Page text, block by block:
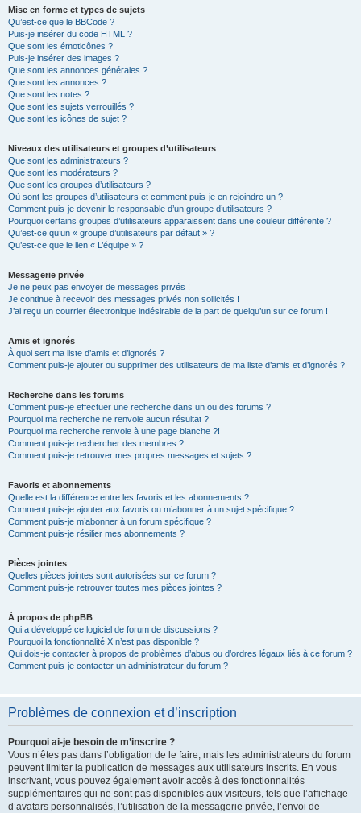
Mise en forme et types de sujets
Qu’est-ce que le BBCode ?
Puis-je insérer du code HTML ?
Que sont les émoticônes ?
Puis-je insérer des images ?
Que sont les annonces générales ?
Que sont les annonces ?
Que sont les notes ?
Que sont les sujets verrouillés ?
Que sont les icônes de sujet ?
Niveaux des utilisateurs et groupes d’utilisateurs
Que sont les administrateurs ?
Que sont les modérateurs ?
Que sont les groupes d’utilisateurs ?
Où sont les groupes d’utilisateurs et comment puis-je en rejoindre un ?
Comment puis-je devenir le responsable d’un groupe d’utilisateurs ?
Pourquoi certains groupes d’utilisateurs apparaissent dans une couleur différente ?
Qu’est-ce qu’un « groupe d’utilisateurs par défaut » ?
Qu’est-ce que le lien « L’équipe » ?
Messagerie privée
Je ne peux pas envoyer de messages privés !
Je continue à recevoir des messages privés non sollicités !
J’ai reçu un courrier électronique indésirable de la part de quelqu’un sur ce forum !
Amis et ignorés
À quoi sert ma liste d’amis et d’ignorés ?
Comment puis-je ajouter ou supprimer des utilisateurs de ma liste d’amis et d’ignorés ?
Recherche dans les forums
Comment puis-je effectuer une recherche dans un ou des forums ?
Pourquoi ma recherche ne renvoie aucun résultat ?
Pourquoi ma recherche renvoie à une page blanche ?!
Comment puis-je rechercher des membres ?
Comment puis-je retrouver mes propres messages et sujets ?
Favoris et abonnements
Quelle est la différence entre les favoris et les abonnements ?
Comment puis-je ajouter aux favoris ou m’abonner à un sujet spécifique ?
Comment puis-je m’abonner à un forum spécifique ?
Comment puis-je résilier mes abonnements ?
Pièces jointes
Quelles pièces jointes sont autorisées sur ce forum ?
Comment puis-je retrouver toutes mes pièces jointes ?
À propos de phpBB
Qui a développé ce logiciel de forum de discussions ?
Pourquoi la fonctionnalité X n’est pas disponible ?
Qui dois-je contacter à propos de problèmes d’abus ou d’ordres légaux liés à ce forum ?
Comment puis-je contacter un administrateur du forum ?
Problèmes de connexion et d’inscription
Pourquoi ai-je besoin de m’inscrire ?
Vous n’êtes pas dans l’obligation de le faire, mais les administrateurs du forum
peuvent limiter la publication de messages aux utilisateurs inscrits. En vous
inscrivant, vous pouvez également avoir accès à des fonctionnalités
supplémentaires qui ne sont pas disponibles aux visiteurs, tels que l’affichage
d’avatars personnalisés, l’utilisation de la messagerie privée, l’envoi de